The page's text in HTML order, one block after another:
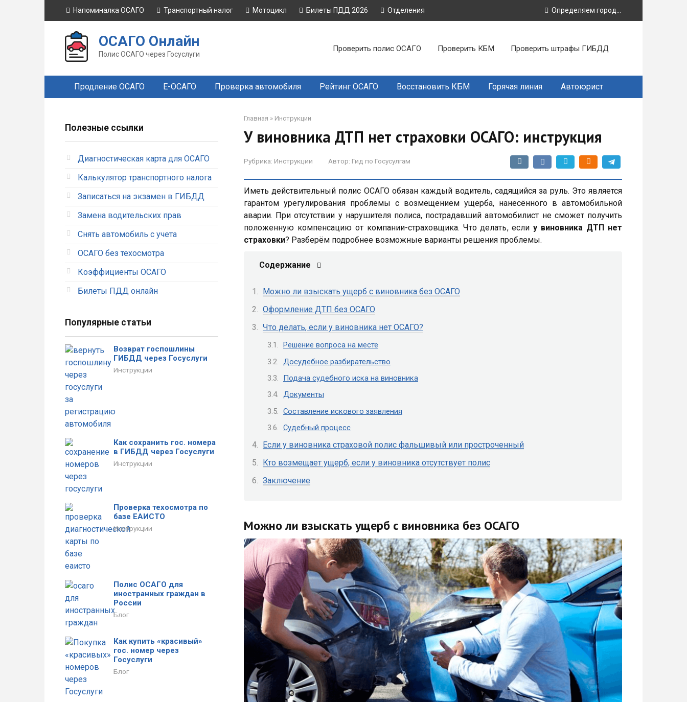
Напоминалка ОСАГО Транспортный налог Мотоцикл Билеты ПДД 2026 Отделения Определяем город...
ОСАГО Онлайн
Полис ОСАГО через Госуслуги
Проверить полис ОСАГО Проверить КБМ Проверить штрафы ГИБДД
Продление ОСАГО Е-ОСАГО Проверка автомобиля Рейтинг ОСАГО Восстановить КБМ Горячая линия Автоюрист
Главная » Инструкции
У виновника ДТП нет страховки ОСАГО: инструкция
Рубрика: Инструкции Автор: Гид по Госусулгам
Иметь действительный полис ОСАГО обязан каждый водитель, садящийся за руль. Это является
гарантом урегулирования проблемы с возмещением ущерба, нанесённого в автомобильной
аварии. При отсутствии у нарушителя полиса, пострадавший автомобилист не сможет получить
положенную компенсацию от компании-страховщика. Что делать, если у виновника ДТП нет
страховки? Разберём подробнее возможные варианты решения проблемы.
Содержание
Можно ли взыскать ущерб с виновника без ОСАГО
Оформление ДТП без ОСАГО
Что делать, если у виновника нет ОСАГО?
Решение вопроса на месте
Досудебное разбирательство
Подача судебного иска на виновника
Документы
Составление искового заявления
Судебный процесс
Если у виновника страховой полис фальшивый или простроченный
Кто возмещает ущерб, если у виновника отсутствует полис
Заключение
Можно ли взыскать ущерб с виновника без ОСАГО
Полезные ссылки
Диагностическая карта для ОСАГО
Калькулятор транспортного налога
Записаться на экзамен в ГИБДД
Замена водительских прав
Снять автомобиль с учета
ОСАГО без техосмотра
Коэффициенты ОСАГО
Билеты ПДД онлайн
Популярные статьи
Возврат госпошлины
ГИБДД через Госуслуги
Инструкции
Как сохранить гос. номера
в ГИБДД через Госуслуги
Инструкции
Проверка техосмотра по
базе ЕАИСТО
Инструкции
Полис ОСАГО для
иностранных граждан в
России
Блог
Как купить «красивый»
гос. номер через
Госуслуги
Блог